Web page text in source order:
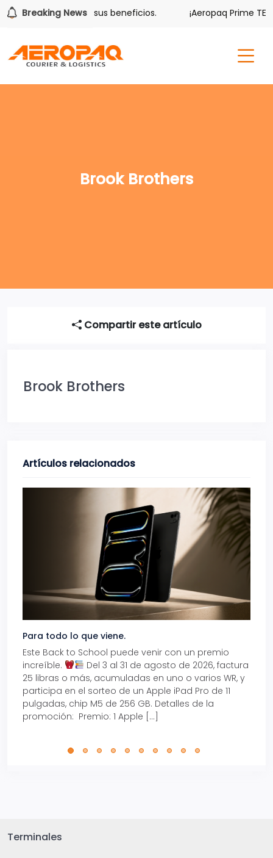
Breaking News
también tiene sus beneficios. ¡Aeropaq Prime TE
Brook Brothers
Compartir este artículo
Brook Brothers
Artículos relacionados
Para todo lo que viene.
Este Back to School puede venir con un premio
increíble.
Del 3 al 31 de agosto de 2026, factura
25 libras o más, acumuladas en uno o varios WR, y
participa en el sorteo de un Apple iPad Pro de 11
pulgadas, chip M5 de 256 GB. Detalles de la
promoción: Premio: 1 Apple […]
Terminales